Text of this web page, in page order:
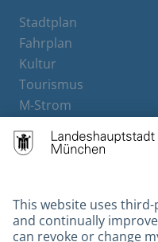
Stadtplan
Fahrplan
Kultur
Tourismus
M-Strom
Hotels
Contact